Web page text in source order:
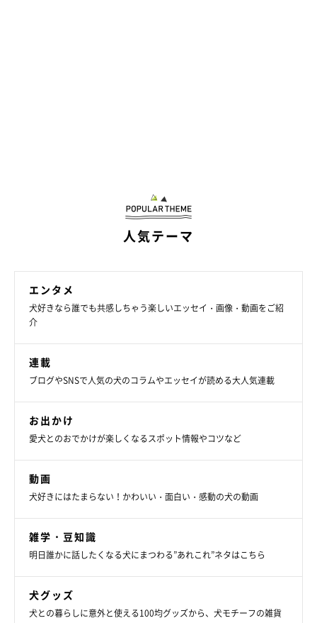
人気テーマ
エンタメ
犬好きなら誰でも共感しちゃう楽しいエッセイ・画像・動画をご紹
介
連載
ブログやSNSで人気の犬のコラムやエッセイが読める大人気連載
お出かけ
愛犬とのおでかけが楽しくなるスポット情報やコツなど
動画
犬好きにはたまらない！かわいい・面白い・感動の犬の動画
雑学・豆知識
明日誰かに話したくなる犬にまつわる”あれこれ”ネタはこちら
犬グッズ
犬との暮らしに意外と使える100均グッズから、犬モチーフの雑貨